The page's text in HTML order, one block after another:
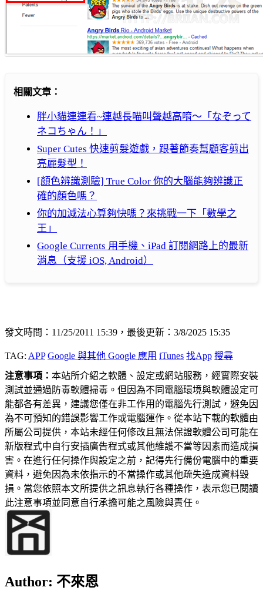
相關文章：
胖小貓連連看~連越長喵叫聲越高唷～「なぞって
ネコちゃん！」
Super Cutes 快速剪髮遊戲，跟著節奏幫顧客剪出
亮麗髮型！
[顏色辨識測驗] True Color 你的大腦能夠辨識正
確的顏色嗎？
你的加減法心算夠快嗎？來挑戰一下「數學之
王」
Google Currents 用手機、iPad 訂閱網路上的最新
消息（支援 iOS, Android）
發文時間：11/25/2011 15:39，最後更新：3/8/2025 15:35
TAG: APP Google 與其他 Google 應用 iTunes 找App 搜尋
注意事項： 本站所介紹之軟體、設定或網站服務，經實際安裝
測試並通過防毒軟體掃毒。但因為不同電腦環境與軟體設定可
能都各有差異，建議您僅在非工作用的電腦先行測試，避免因
為不可預知的錯誤影響工作或電腦運作。從本站下載的軟體由
所屬公司提供，本站未經任何修改且無法保證軟體公司可能在
新版程式中自行安插廣告程式或其他維護不當等因素而造成損
害。在進行任何操作與設定之前，記得先行備份電腦中的重要
資料，避免因為未依指示的不當操作或其他疏失造成資料毀
損。當您依照本文所提供之訊息執行各種操作，表示您已閱讀
此注意事項並同意自行承擔可能之風險與責任。
Author: 不來恩